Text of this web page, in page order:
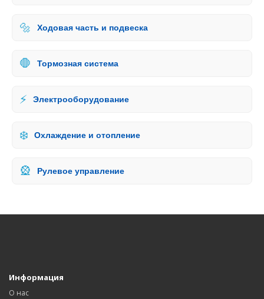
🔩 Ходовая часть и подвеска
🛑 Тормозная система
⚡ Электрооборудование
❄️ Охлаждение и отопление
🎡 Рулевое управление
Информация
О нас